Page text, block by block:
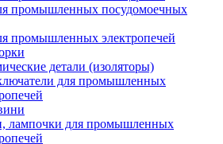
промышленных посудомоечных
промышленных электропечей
детали (изоляторы)
для промышленных
лампочки для промышленных